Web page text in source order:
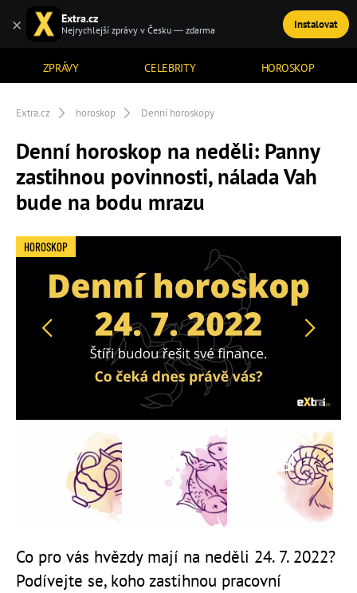
ZPRÁVY CELEBRITY HOROSKOP
TÉMATA
Extra.cz horoskop Denní horoskopy
Denní horoskop na neděli: Panny
zastihnou povinnosti, nálada Vah
bude na bodu mrazu
Předchozí Další
HOROSKOP
Co pro vás hvězdy mají na neděli 24. 7. 2022?
Podívejte se, koho zastihnou pracovní
× Extra.cz
Nejrychlejší zprávy v Česku — zdarma Instalovat